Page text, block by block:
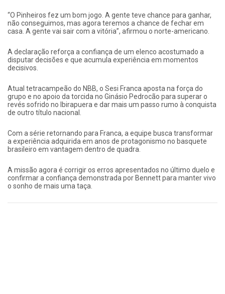
“O Pinheiros fez um bom jogo. A gente teve chance para ganhar,
não conseguimos, mas agora teremos a chance de fechar em
casa. A gente vai sair com a vitória”, afirmou o norte-americano.
A declaração reforça a confiança de um elenco acostumado a
disputar decisões e que acumula experiência em momentos
decisivos.
Atual tetracampeão do NBB, o Sesi Franca aposta na força do
grupo e no apoio da torcida no Ginásio Pedrocão para superar o
revés sofrido no Ibirapuera e dar mais um passo rumo à conquista
de outro título nacional.
Com a série retornando para Franca, a equipe busca transformar
a experiência adquirida em anos de protagonismo no basquete
brasileiro em vantagem dentro de quadra.
A missão agora é corrigir os erros apresentados no último duelo e
confirmar a confiança demonstrada por Bennett para manter vivo
o sonho de mais uma taça.